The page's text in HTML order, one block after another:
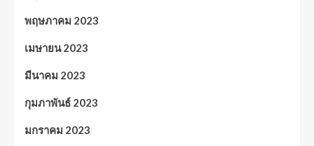
พฤษภาคม 2023
เมษายน 2023
มีนาคม 2023
กุมภาพันธ์ 2023
มกราคม 2023